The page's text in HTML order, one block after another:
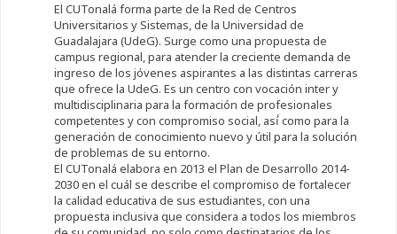
El CUTonalá forma parte de la Red de Centros
Universitarios y Sistemas, de la Universidad de
Guadalajara (UdeG). Surge como una propuesta de
campus regional, para atender la creciente demanda de
ingreso de los jóvenes aspirantes a las distintas carreras
que ofrece la UdeG. Es un centro con vocación inter y
multidisciplinaria para la formación de profesionales
competentes y con compromiso social, así́ como para la
generación de conocimiento nuevo y útil para la solución
de problemas de su entorno.
El CUTonalá elabora en 2013 el Plan de Desarrollo 2014-
2030 en el cuál se describe el compromiso de fortalecer
la calidad educativa de sus estudiantes, con una
propuesta inclusiva que considera a todos los miembros